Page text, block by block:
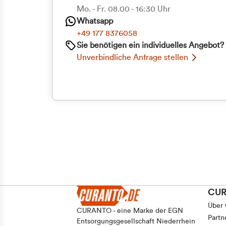
Mo. - Fr. 08.00 - 16:30 Uhr
Whatsapp
+49 177 8376058
Sie benötigen ein individuelles Angebot?
Unverbindliche Anfrage stellen
CURANTO - eine Marke der EGN
Entsorgungsgesellschaft Niederrhein
Über